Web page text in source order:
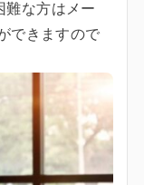
難な方はメー
できますので